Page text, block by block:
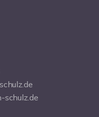
schulz.de